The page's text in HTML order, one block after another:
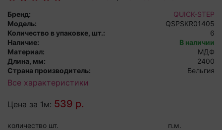
Бренд:
QUICK-STEP
Модель:
QSPSKR01405
Количество в упаковке, шт.:
6
Наличие:
В наличии
Материал:
МДФ
Длина, мм:
2400
Страна производитель:
Бельгия
Все характеристики
Цена за 1м: 539 р.
количество шт. п.м.